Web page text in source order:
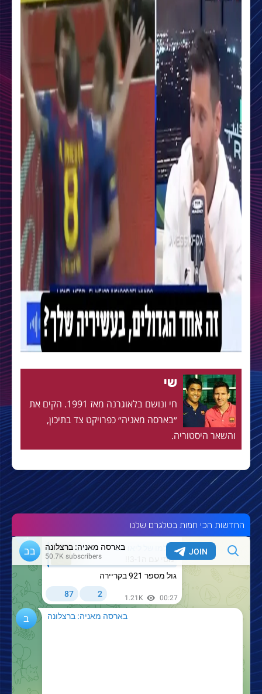
שי
חי ונושם בלאוגרנה מאז 1991. הקים את
״בארסה מאניה״ כפרויקט צד בתיכון,
והשאר היסטוריה.
החדשות הכי חמות בטלגרם שלנו